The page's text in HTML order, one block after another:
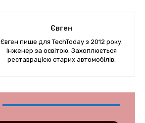
Євген
Євген пише для TechToday з 2012 року.
Інженер за освітою. Захоплюється
реставрацією старих автомобілів.